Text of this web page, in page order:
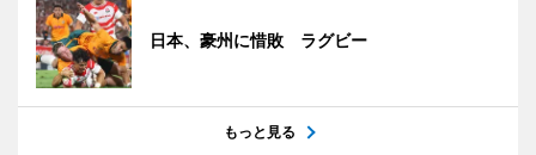
日本、豪州に惜敗 ラグビー
もっと見る